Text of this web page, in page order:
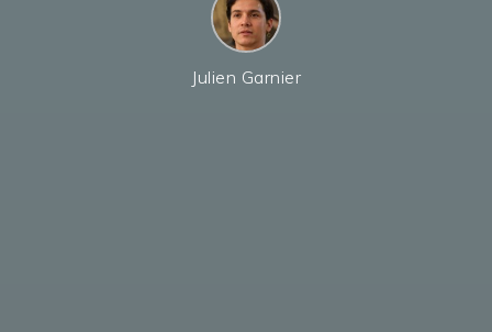
Julien Garnier